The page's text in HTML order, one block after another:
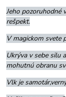
Jeho pozoruhodné
rešpekt.
V magickom svete
Ukrýva v sebe silu
mohutnú obranu
Vlk je